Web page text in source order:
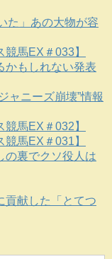
た」あの大物が容
馬EX＃033】
かもしれない発表
ャニーズ崩壊”情報
馬EX＃032】
馬EX＃031】
の裏でクソ役人は
貢献した「とてつ